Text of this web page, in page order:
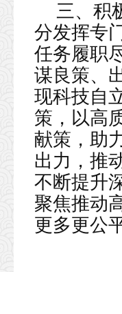
三、积
分发挥专
任务履职
谋良策、
现科技自
策，以高
献策，助
出力，推
不断提升
聚焦推动
更多更公